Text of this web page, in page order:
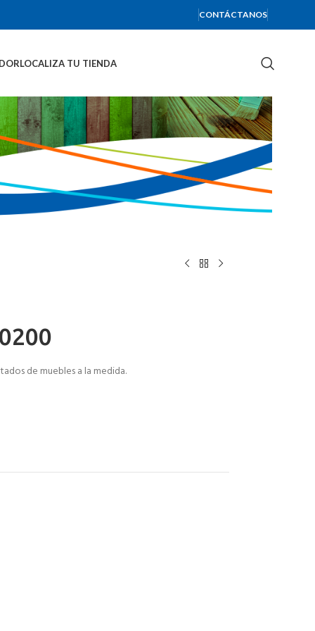
CONTÁCTANOS
LOCALIZA TU TIENDA
de muebles a la medida.